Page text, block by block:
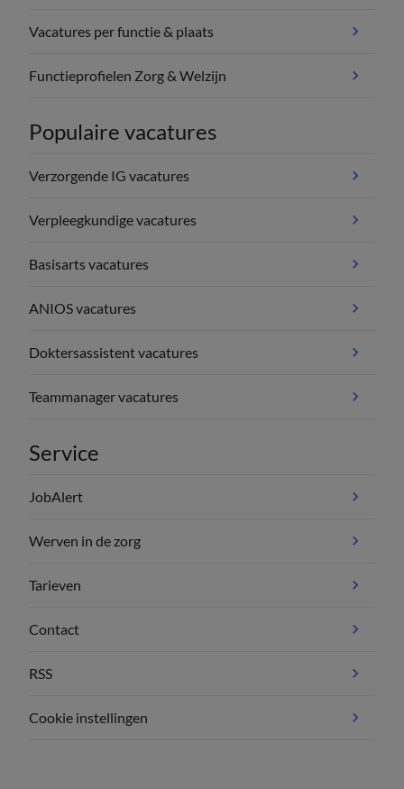
Vacatures per functie & plaats
Functieprofielen Zorg & Welzijn
Populaire vacatures
Verzorgende IG vacatures
Verpleegkundige vacatures
Basisarts vacatures
ANIOS vacatures
Doktersassistent vacatures
Teammanager vacatures
Service
JobAlert
Werven in de zorg
Tarieven
Contact
RSS
Cookie instellingen